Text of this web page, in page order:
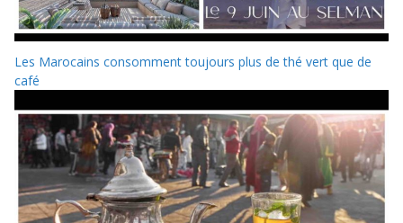
Les Marocains consomment toujours plus de thé vert que de
café